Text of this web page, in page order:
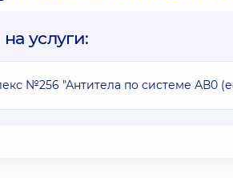
услуги:
№256 "Антитела по системе АВ0